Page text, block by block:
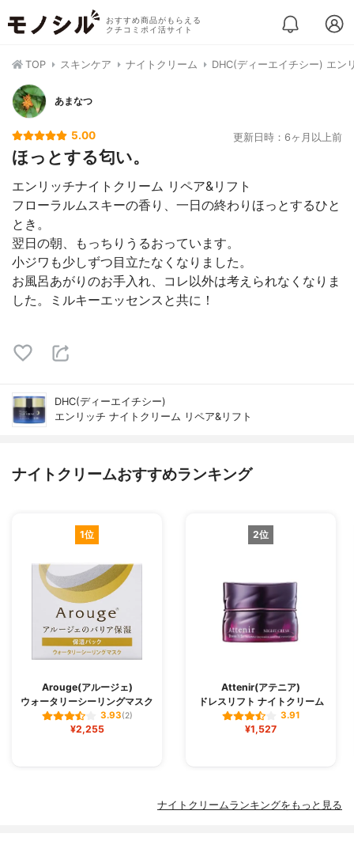
おすすめ商品がもらえる
クチコミポイ活サイト
TOP スキンケア ナイトクリーム DHC(ディーエイチシー) エン
あまなつ
5.00 更新日時：6ヶ月以上前
ほっとする匂い。
エンリッチナイトクリーム リペア&リフト
フローラルムスキーの香り、一日の終わりほっとするひと
とき。
翌日の朝、もっちりうるおっています。
小ジワも少しずつ目立たなくなりました。
お風呂あがりのお手入れ、コレ以外は考えられなくなりま
した。ミルキーエッセンスと共に！
DHC(ディーエイチシー)
エンリッチ ナイトクリーム リペア&リフト
ナイトクリームおすすめランキング
1位
Arouge(アルージェ)
ウォータリーシーリングマスク
3.93(2)
¥2,255
2位
Attenir(アテニア)
ドレスリフト ナイトクリーム
3.91
¥1,527
ナイトクリームランキングをもっと見る